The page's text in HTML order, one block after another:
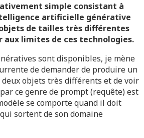
simple consistant à
artificielle générative
de tailles très différentes
limites de ces technologies.
sont disponibles, je mène
de demander de produire un
objets très différents et de voir
ce genre de prompt (requête) est
se comporte quand il doit
sortent de son domaine